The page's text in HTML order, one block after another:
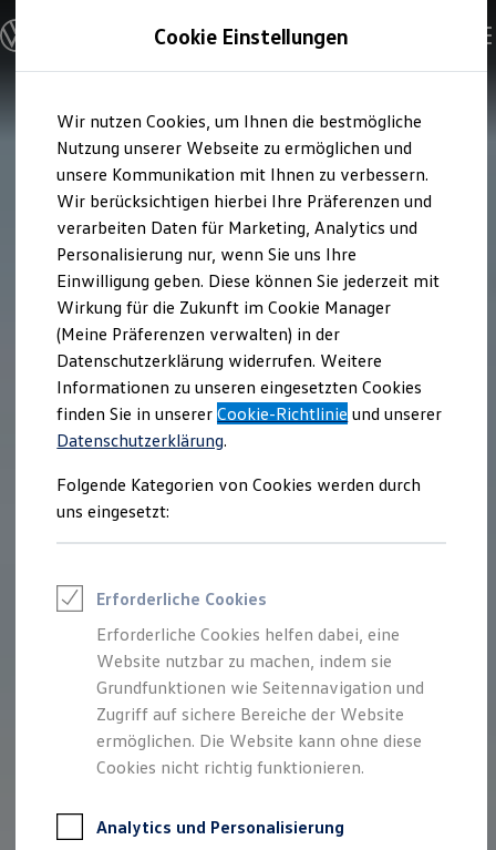
Hauptinhalt
springen
Footer
springen
Modelle & Konfigurator
Nutzfahrzeugkategorien entdecken
Modelle konfigurieren
Vorgängermodelle und Oldtimer
Vorgängermodelle
Oldtimer
Bulli Historie
Branchenlösungen & Gewerbekunden
Umbaulösungen und Hersteller finden
Auf- und Umbauten entdecken & konfigurieren
Groß- und Sonderkunden
Großkunden
Kommunen & Behörden
Journalisten
Sportvereine
Branchenlösungen
Bau & Handwerk
Gewerbliche Personenbeförderung
Service & mobile Werkstätten
Kurier, Logistik & Handel
Kühlfahrzeuge
Feuerwehr
ONE Business ID Vorteile
Fahrzeuge online kaufen
Digitaler Marktplatz
Kauf & Finanzierung
Online-Fahrzeugbewertung
Aktionen & Angebote
E-Auto-Förderung
Für Privatkunden
Für Gewerbekunden
Profi Paket
ProfiPartner für Gebrauchtwagen
Cookie Einstellungen
Wir nutzen Cookies, um Ihnen die bestmögliche
Nutzung unserer Webseite zu ermöglichen und
unsere Kommunikation mit Ihnen zu verbessern.
Wir berücksichtigen hierbei Ihre Präferenzen und
verarbeiten Daten für Marketing, Analytics und
Personalisierung nur, wenn Sie uns Ihre
Einwilligung geben. Diese können Sie jederzeit mit
Wirkung für die Zukunft im Cookie Manager
(Meine Präferenzen verwalten) in der
Datenschutzerklärung widerrufen. Weitere
Informationen zu unseren eingesetzten Cookies
finden Sie in unsererCookie-Richtlinie und unserer
Datenschutzerklärung.
Folgende Kategorien von Cookies werden durch
uns eingesetzt:
Erforderliche Cookies
Erforderliche Cookies helfen dabei, eine
Website nutzbar zu machen, indem sie
Grundfunktionen wie Seitennavigation und
Zugriff auf sichere Bereiche der Website
ermöglichen. Die Website kann ohne diese
Cookies nicht richtig funktionieren.
Analytics und Personalisierung